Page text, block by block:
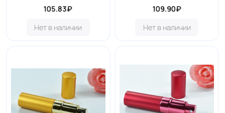
105.83₽
Нет в наличии
109.90₽
Нет в наличии